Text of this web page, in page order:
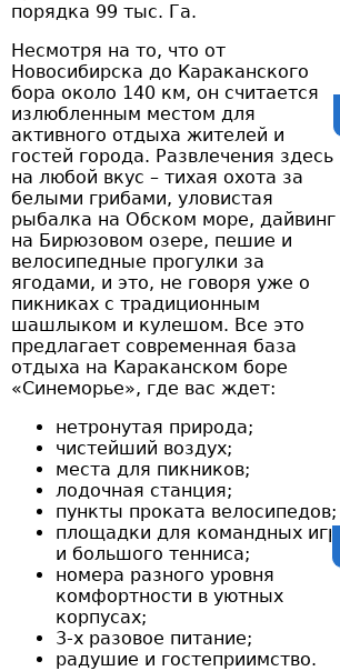
порядка 99 тыс. Га.
Несмотря на то, что от
Новосибирска до Караканского
бора около 140 км, он считается
излюбленным местом для
активного отдыха жителей и
гостей города. Развлечения здесь
на любой вкус – тихая охота за
белыми грибами, уловистая
рыбалка на Обском море, дайвинг
на Бирюзовом озере, пешие и
велосипедные прогулки за
ягодами, и это, не говоря уже о
пикниках с традиционным
шашлыком и кулешом. Все это
предлагает современная база
отдыха на Караканском боре
«Синеморье», где вас ждет:
нетронутая природа;
чистейший воздух;
места для пикников;
лодочная станция;
пункты проката велосипедов;
площадки для командных игр
и большого тенниса;
номера разного уровня
комфортности в уютных
корпусах;
3-х разовое питание;
радушие и гостеприимство.